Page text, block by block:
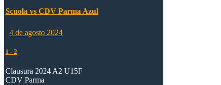
Scuola vs CDV Parma Azul
4 de agosto 2024
1 - 2
Clausura 2024 A2 U15F
CDV Parma